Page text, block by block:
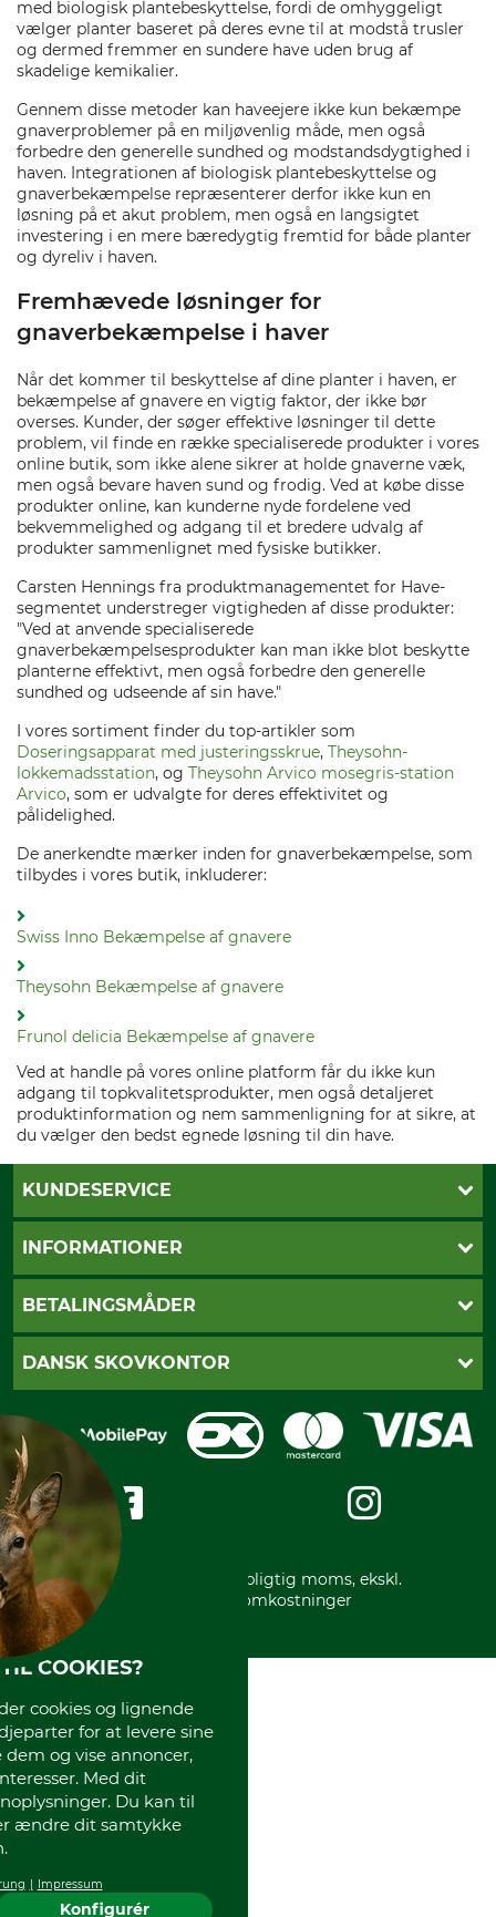
med biologisk plantebeskyttelse, fordi de omhyggeligt
vælger planter baseret på deres evne til at modstå trusler
og dermed fremmer en sundere have uden brug af
skadelige kemikalier.
Gennem disse metoder kan haveejere ikke kun bekæmpe
gnaverproblemer på en miljøvenlig måde, men også
forbedre den generelle sundhed og modstandsdygtighed i
haven. Integrationen af biologisk plantebeskyttelse og
gnaverbekæmpelse repræsenterer derfor ikke kun en
løsning på et akut problem, men også en langsigtet
investering i en mere bæredygtig fremtid for både planter
og dyreliv i haven.
Fremhævede løsninger for
gnaverbekæmpelse i haver
Når det kommer til beskyttelse af dine planter i haven, er
bekæmpelse af gnavere en vigtig faktor, der ikke bør
overses. Kunder, der søger effektive løsninger til dette
problem, vil finde en række specialiserede produkter i vores
online butik, som ikke alene sikrer at holde gnaverne væk,
men også bevare haven sund og frodig. Ved at købe disse
produkter online, kan kunderne nyde fordelene ved
bekvemmelighed og adgang til et bredere udvalg af
produkter sammenlignet med fysiske butikker.
Carsten Hennings fra produktmanagementet for Have-
segmentet understreger vigtigheden af disse produkter:
"Ved at anvende specialiserede
gnaverbekæmpelsesprodukter kan man ikke blot beskytte
planterne effektivt, men også forbedre den generelle
sundhed og udseende af sin have."
I vores sortiment finder du top-artikler som
Doseringsapparat med justeringsskrue, Theysohn-
lokkemadsstation, og Theysohn Arvico mosegris-station
Arvico, som er udvalgte for deres effektivitet og
pålidelighed.
De anerkendte mærker inden for gnaverbekæmpelse, som
tilbydes i vores butik, inkluderer:
Swiss Inno Bekæmpelse af gnavere
Theysohn Bekæmpelse af gnavere
Frunol delicia Bekæmpelse af gnavere
Ved at handle på vores online platform får du ikke kun
adgang til topkvalitetsprodukter, men også detaljeret
produktinformation og nem sammenligning for at sikre, at
du vælger den bedst egnede løsning til din have.
KUNDESERVICE
Kontakt
Cookie-indstillinger
INFORMATIONER
Betalingsmåder
Privatlivspolitik
Handelsbetingelser
Impressum
Gratis returlabel
BETALINGSMÅDER
Dankort
Kreditkort
DANSK SKOVKONTOR
Karriere
Messe datoer
Om os
International
* Alle priser inkl. lovpligtig moms, ekskl.
forsendelsesomkostninger
COOKIES?
cookies og lignende
for at levere sine
og vise annoncer,
Med dit
Du kan til
ændre dit samtykke
Impressum
Konfigurér